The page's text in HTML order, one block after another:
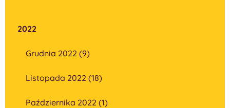
2022
Grudnia 2022 (9)
Listopada 2022 (18)
Października 2022 (1)